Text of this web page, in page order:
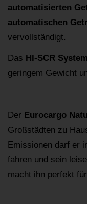
automatisierten
automatischen
vervollständigt.
Das HI-SCR System
geringem Gewicht
Der Eurocargo
Großstädten zu
Emissionen darf er
fahren und sein
macht ihn perfekt